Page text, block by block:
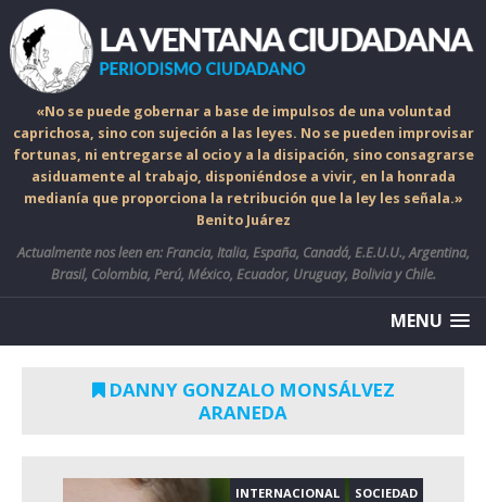
«No se puede gobernar a base de impulsos de una voluntad
caprichosa, sino con sujeción a las leyes. No se pueden improvisar
fortunas, ni entregarse al ocio y a la disipación, sino consagrarse
asiduamente al trabajo, disponiéndose a vivir, en la honrada
medianía que proporciona la retribución que la ley les señala.»
Benito Juárez
Actualmente nos leen en: Francia, Italia, España, Canadá, E.E.U.U., Argentina,
Brasil, Colombia, Perú, México, Ecuador, Uruguay, Bolivia y Chile.
MENU
DANNY GONZALO MONSÁLVEZ
ARANEDA
INTERNACIONAL SOCIEDAD